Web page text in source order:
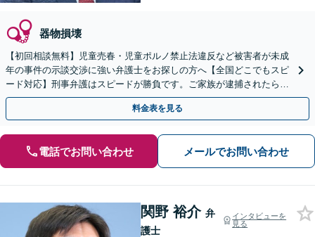
器物損壊
【初回相談無料】児童売春・児童ポルノ禁止法違反など被害者が未成
年の事件の示談交渉に強い弁護士をお探しの方へ【全国どこでもスピ
ード対応】刑事弁護はスピードが勝負です。ご家族が逮捕されたら一
刻も早くご相談ください【24時間365日相談受付】
料金表を見る
電話でお問い合わせ メールでお問い合わせ
関野 裕介 弁
護士
インタビューを
見る